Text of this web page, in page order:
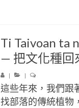
Ti Taivoan ta
— 把文化種回
這些年來，我們跟
找部落的傳統植物